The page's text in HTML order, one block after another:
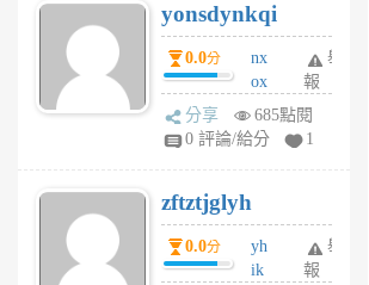
6
個
月
前
yonsdynkqi
0.0分
nx
ox
rh
pe
月
前
舉
報
分享
685點閱
0 評論/給分
1
zftztjglyh
0.0分
yh
ik
舉
報